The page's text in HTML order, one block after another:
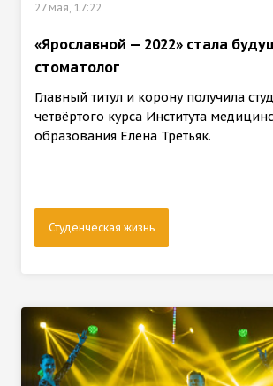
27 мая, 17:22
«Ярославной — 2022» стала
стоматолог
Главный титул и корону получила
четвёртого курса Института
образования Елена Третьяк.
Студенческая жизнь